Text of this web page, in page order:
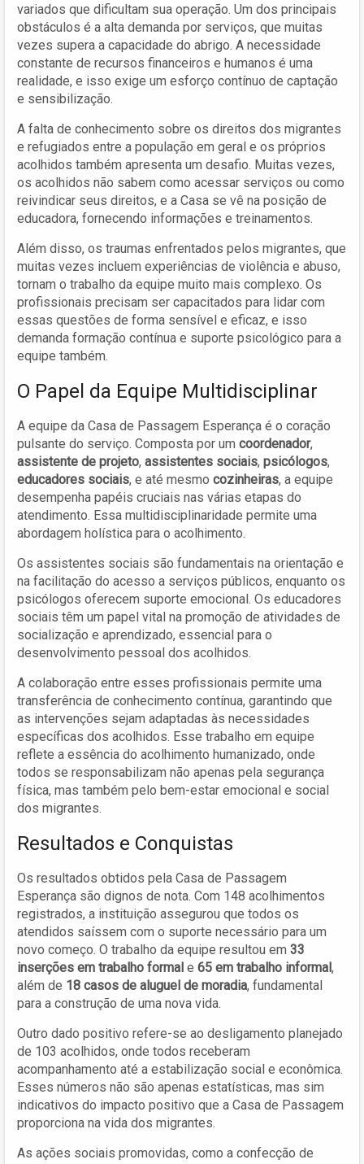
variados que dificultam sua operação. Um dos principais
obstáculos é a alta demanda por serviços, que muitas
vezes supera a capacidade do abrigo. A necessidade
constante de recursos financeiros e humanos é uma
realidade, e isso exige um esforço contínuo de captação
e sensibilização.
A falta de conhecimento sobre os direitos dos migrantes
e refugiados entre a população em geral e os próprios
acolhidos também apresenta um desafio. Muitas vezes,
os acolhidos não sabem como acessar serviços ou como
reivindicar seus direitos, e a Casa se vê na posição de
educadora, fornecendo informações e treinamentos.
Além disso, os traumas enfrentados pelos migrantes, que
muitas vezes incluem experiências de violência e abuso,
tornam o trabalho da equipe muito mais complexo. Os
profissionais precisam ser capacitados para lidar com
essas questões de forma sensível e eficaz, e isso
demanda formação contínua e suporte psicológico para a
equipe também.
O Papel da Equipe Multidisciplinar
A equipe da Casa de Passagem Esperança é o coração
pulsante do serviço. Composta por um coordenador,
assistente de projeto, assistentes sociais, psicólogos,
educadores sociais, e até mesmo cozinheiras, a equipe
desempenha papéis cruciais nas várias etapas do
atendimento. Essa multidisciplinaridade permite uma
abordagem holística para o acolhimento.
Os assistentes sociais são fundamentais na orientação e
na facilitação do acesso a serviços públicos, enquanto os
psicólogos oferecem suporte emocional. Os educadores
sociais têm um papel vital na promoção de atividades de
socialização e aprendizado, essencial para o
desenvolvimento pessoal dos acolhidos.
A colaboração entre esses profissionais permite uma
transferência de conhecimento contínua, garantindo que
as intervenções sejam adaptadas às necessidades
específicas dos acolhidos. Esse trabalho em equipe
reflete a essência do acolhimento humanizado, onde
todos se responsabilizam não apenas pela segurança
física, mas também pelo bem-estar emocional e social
dos migrantes.
Resultados e Conquistas
Os resultados obtidos pela Casa de Passagem
Esperança são dignos de nota. Com 148 acolhimentos
registrados, a instituição assegurou que todos os
atendidos saíssem com o suporte necessário para um
novo começo. O trabalho da equipe resultou em 33
inserções em trabalho formal e 65 em trabalho informal,
além de 18 casos de aluguel de moradia, fundamental
para a construção de uma nova vida.
Outro dado positivo refere-se ao desligamento planejado
de 103 acolhidos, onde todos receberam
acompanhamento até a estabilização social e econômica.
Esses números não são apenas estatísticas, mas sim
indicativos do impacto positivo que a Casa de Passagem
proporciona na vida dos migrantes.
As ações sociais promovidas, como a confecção de